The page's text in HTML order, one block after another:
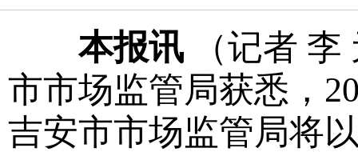
本报讯 （记者
市市场监管局获悉，
吉安市市场监管局将